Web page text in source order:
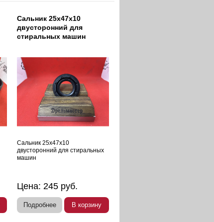
Сальник 25х47х10
двусторонний для
стиральных машин
Сальник 25х47х10
двусторонний для стиральных
машин
Цена:245 руб.
Подробнее В корзину